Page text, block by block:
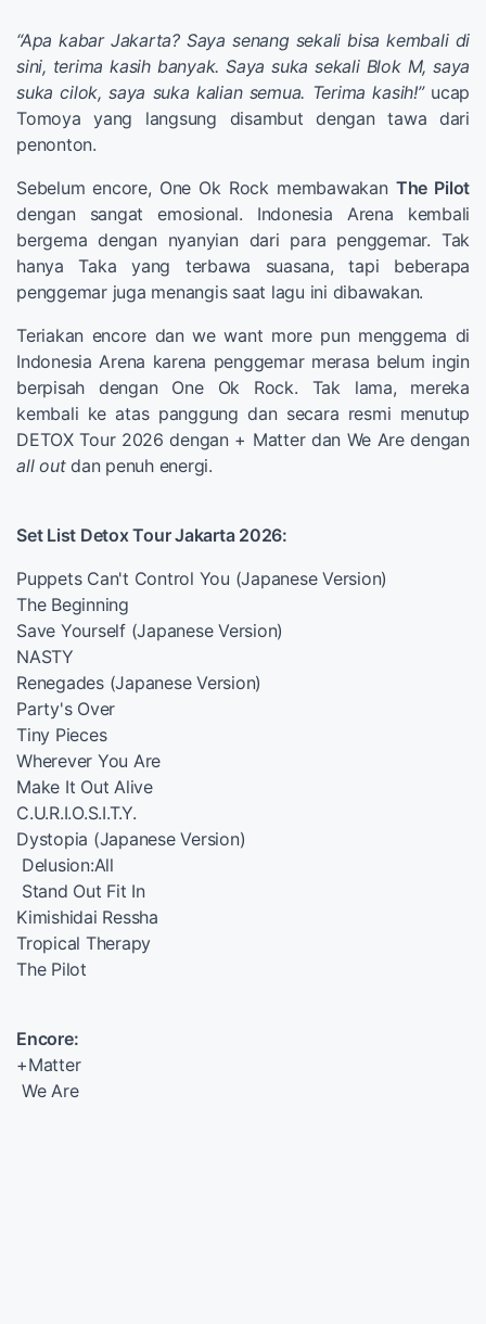
“Apa kabar Jakarta? Saya senang sekali bisa kembali di
sini, terima kasih banyak. Saya suka sekali Blok M, saya
suka cilok, saya suka kalian semua. Terima kasih!”ucap
Tomoya yang langsung disambut dengan tawa dari
penonton.
Sebelum encore, One Ok Rock membawakan The Pilot
dengan sangat emosional. Indonesia Arena kembali
bergema dengan nyanyian dari para penggemar. Tak
hanya Taka yang terbawa suasana, tapi beberapa
penggemar juga menangis saat lagu ini dibawakan.
Teriakan encore dan we want more pun menggema di
Indonesia Arena karena penggemar merasa belum ingin
berpisah dengan One Ok Rock. Tak lama, mereka
kembali ke atas panggung dan secara resmi menutup
DETOX Tour 2026 dengan + Matter dan We Are dengan
all outdan penuh energi.
Set List Detox Tour Jakarta 2026:
Puppets Can't Control You (Japanese Version)
The Beginning
Save Yourself (Japanese Version)
NASTY
Renegades (Japanese Version)
Party's Over
Tiny Pieces
Wherever You Are
Make It Out Alive
C.U.R.I.O.S.I.T.Y.
Dystopia (Japanese Version)
Delusion:All
Stand Out Fit In
Kimishidai Ressha
Tropical Therapy
The Pilot
Encore:
+Matter
We Are